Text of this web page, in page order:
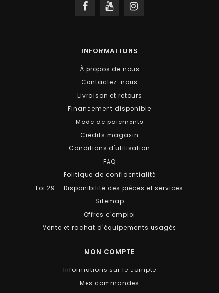
INFORMATIONS
À propos de nous
Contactez-nous
Livraison et retours
Financement disponible
Mode de paiements
Crédits magasin
Conditions d'utilisation
FAQ
Politique de confidentialité
Loi 29 – Disponibilité des pièces et services
Sitemap
Offres d'emploi
Vente et rachat d'équipements usagés
MON COMPTE
Informations sur le compte
Mes commandes